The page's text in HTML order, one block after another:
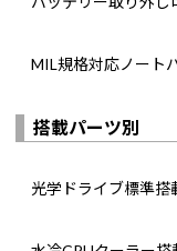
MIL規格対応ノート
搭載パーツ別
光学ドライブ標準搭